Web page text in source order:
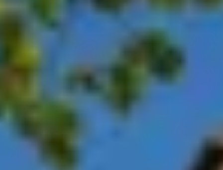
Wijnproeverij & wijnhuizen Bourgogne
Calvados proeverij
Champagnehuizen & champagne proeverij
Wijnproeverij & wijnhuizen Corsica
Wijnproeverij & wijnhuizen Elzas
Wijnproeverij & wijnhuizen Jura
Wijnproeverij & wijnhuizen Languedoc Roussillon
Wijnproeverij & wijnhuizen Loire
Rum proeverij Martinique